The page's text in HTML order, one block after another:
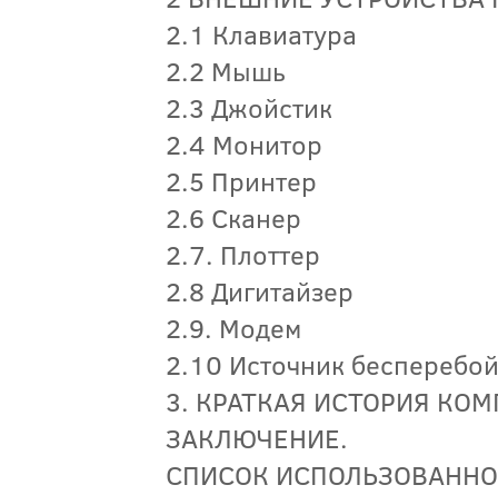
2.1 Клавиатура
2.2 Мышь
2.3 Джойстик
2.4 Монитор
2.5 Принтер
2.6 Сканер
2.7. Плоттер
2.8 Дигитайзер
2.9. Модем
2.10 Источник
3. КРАТКАЯ ИСТОРИЯ
ЗАКЛЮЧЕНИЕ.
СПИСОК